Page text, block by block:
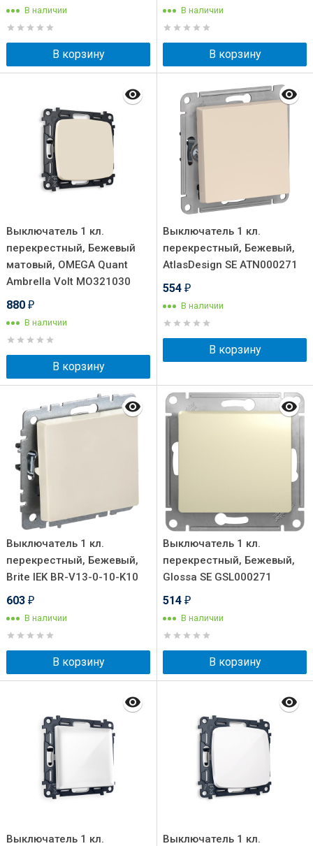
В наличии
В корзину
В наличии
В корзину
Выключатель 1 кл.
перекрестный, Бежевый
матовый, OMEGA Quant
Ambrella Volt MO321030
880 ₽
В наличии
В корзину
Выключатель 1 кл.
перекрестный, Бежевый,
AtlasDesign SE ATN000271
554 ₽
В наличии
В корзину
Выключатель 1 кл.
перекрестный, Бежевый,
Brite IEK BR-V13-0-10-K10
603 ₽
В наличии
В корзину
Выключатель 1 кл.
перекрестный, Бежевый,
Glossa SE GSL000271
514 ₽
В наличии
В корзину
Выключатель 1 кл.
Выключатель 1 кл.